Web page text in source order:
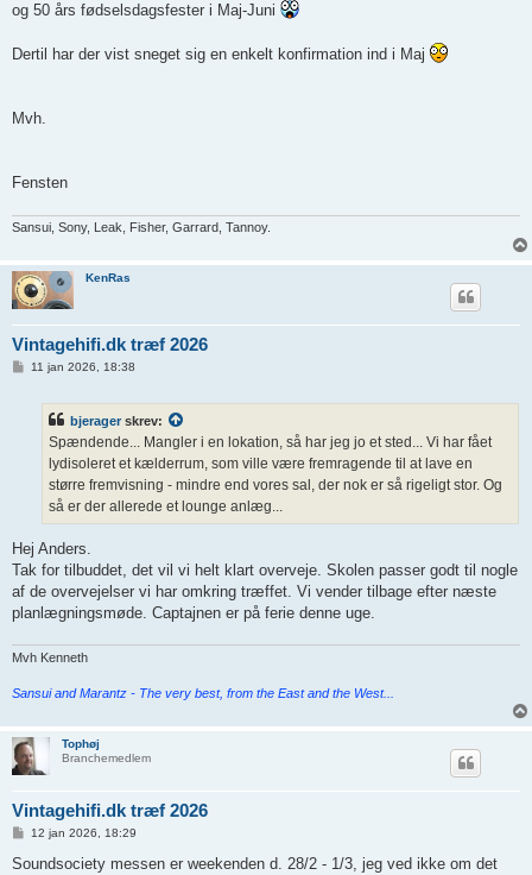
og 50 års fødselsdagsfester i Maj-Juni
Dertil har der vist sneget sig en enkelt konfirmation ind i Maj
Mvh.
Fensten
Sansui, Sony, Leak, Fisher, Garrard, Tannoy.
KenRas
Vintagehifi.dk træf 2026
11 jan 2026, 18:38
bjerager skrev:
Spændende... Mangler i en lokation, så har jeg jo et sted... Vi har fået
lydisoleret et kælderrum, som ville være fremragende til at lave en
større fremvisning - mindre end vores sal, der nok er så rigeligt stor. Og
så er der allerede et lounge anlæg...
Hej Anders.
Tak for tilbuddet, det vil vi helt klart overveje. Skolen passer godt til nogle
af de overvejelser vi har omkring træffet. Vi vender tilbage efter næste
planlægningsmøde. Captajnen er på ferie denne uge.
Mvh Kenneth
Sansui and Marantz - The very best, from the East and the West...
Tophøj
Branchemedlem
Vintagehifi.dk træf 2026
d
12 jan 2026, 18:29
Soundsociety messen er weekenden d. 28/2 - 1/3, jeg ved ikke om det